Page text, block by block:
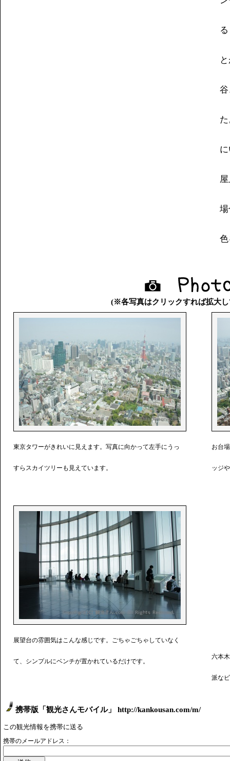
(※各写真はクリックすれば拡大
東京タワーがきれいに見えます。写真に向かって左手にうっ
すらスカイツリーも見えています。
お台
ッジ
展望台の雰囲気はこんな感じです。ごちゃごちゃしていなく
て、シンプルにベンチが置かれているだけです。
六本
派な
携帯版「観光さんモバイル」 http://kankousan.com/m/
この観光情報を携帯に送る
携帯のメールアドレス：